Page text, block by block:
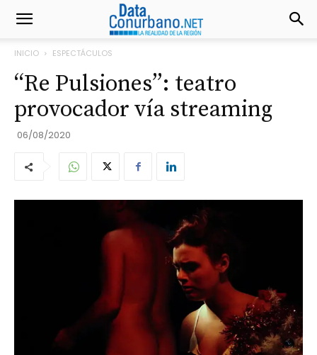
INICIO ESPECTÁCULOS
“Re Pulsiones”: teatro
provocador vía streaming
06/08/2020